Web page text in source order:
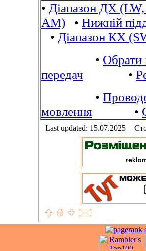
• Діапазон ДХ
AM) • Нижній
• Діапазон КХ
• Обрати
передач •
•
мовлення •
Last updated: 15.07.2025